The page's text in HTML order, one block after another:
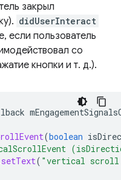
закрыл
didUserInteract
если пользователь
со
кнопки и т. д.).
(boolean
setText( "vertical